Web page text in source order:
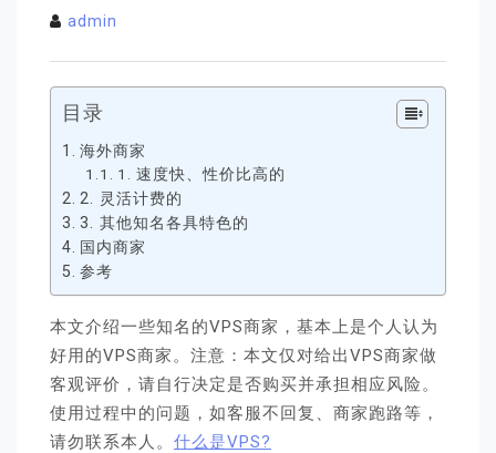
admin
目录
海外商家
1. 速度快、性价比高的
2. 灵活计费的
3. 其他知名各具特色的
国内商家
参考
本文介绍一些知名的VPS商家，基本上是个人认为
好用的VPS商家。注意：本文仅对给出VPS商家做
客观评价，请自行决定是否购买并承担相应风险。
使用过程中的问题，如客服不回复、商家跑路等，
请勿联系本人。 什么是VPS?